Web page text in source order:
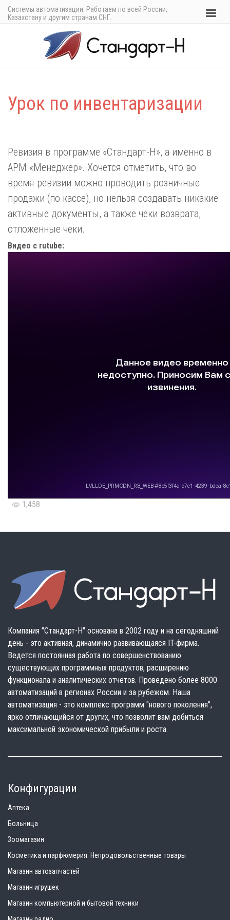
Системы автоматизации. Работаем по всей России,
Казахстану и другим странам СНГ.
Урок по инвентаризации
Ревизия в программе «Стандарт-Н», а именно в
АРМ «Менеджер». Хочется отметить, что во
время ревизии можно проводить розничные
продажи (по кассе), но нельзя создавать никакие
активные документы, а также чеки возврата,
отложенные чеки.
Видео c rutube:
1,458
Компания "Стандарт-Н" основана в 2002 году и на сегодняшний
день - это активная, динамично развивающаяся IT-фирма.
Ведется постоянная работа по совершенствованию
существующих программных продуктов, расширению
функционала и аналитических отчетов. Проведено более 8000
автоматизаций в регионах России и за рубежом. Наша
автоматизация - это комплекс программ "нового поколения",
ярко отличающийся от других, что позволит вам добиться
максимальной экономической прибыли и роста.
Конфигурации
Аптека
Больница
Зоомагазин
Косметика и парфюмерия. Непродовольственные товары
Магазин автозапчастей
Магазин игрушек
Магазин компьютерной и бытовой техники